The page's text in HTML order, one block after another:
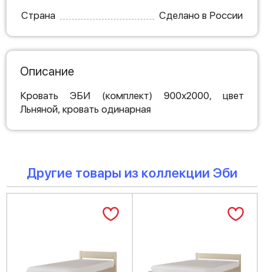
Страна
Сделано в России
Описание
Кровать ЭБИ (комплект) 900х2000, цвет
Льняной, кровать одинарная
Другие товары из коллекции Эби